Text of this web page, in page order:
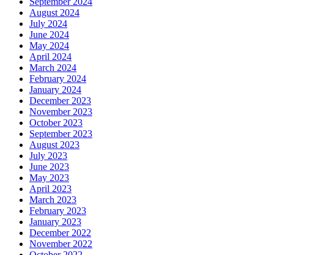
August 2024
July 2024
June 2024
May 2024
April 2024
March 2024
February 2024
January 2024
December 2023
November 2023
October 2023
September 2023
August 2023
July 2023
June 2023
May 2023
April 2023
March 2023
February 2023
January 2023
December 2022
November 2022